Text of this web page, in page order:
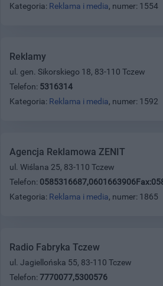
Kategoria: Reklama i media, numer: 1554
Reklamy
ul. gen. Sikorskiego 18, 83-110 Tczew
Telefon: 5316314
Kategoria: Reklama i media, numer: 1592
Agencja Reklamowa ZENIT
ul. Wiślana 25, 83-110 Tczew
Telefon:
Kategoria: Reklama i media, numer: 1865
Radio Fabryka Tczew
ul. Jagiellońska 55, 83-110 Tczew
Telefon: 7770077,5300576